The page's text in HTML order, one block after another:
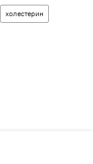
холестерин